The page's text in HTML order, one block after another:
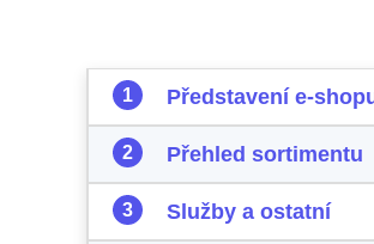
Představení e-
Přehled sortimentu
Služby a ostatní